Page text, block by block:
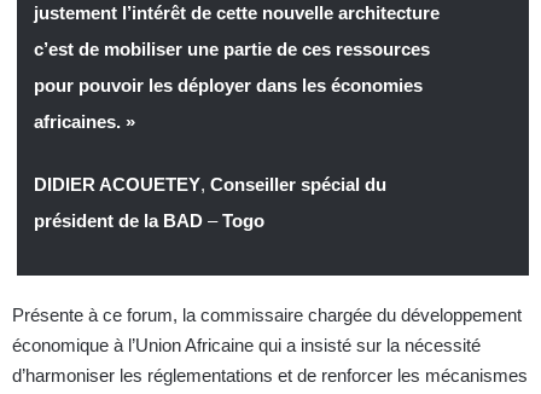
justement l’intérêt de cette nouvelle architecture
c’est de mobiliser une partie de ces ressources
pour pouvoir les déployer dans les économies
africaines. »
DIDIER ACOUETEY, Conseiller spécial du
président de la BAD–Togo
Présente à ce forum, la commissaire chargée du développement
économique à l’Union Africaine qui a insisté sur la nécessité
d’harmoniser les réglementations et de renforcer les mécanismes